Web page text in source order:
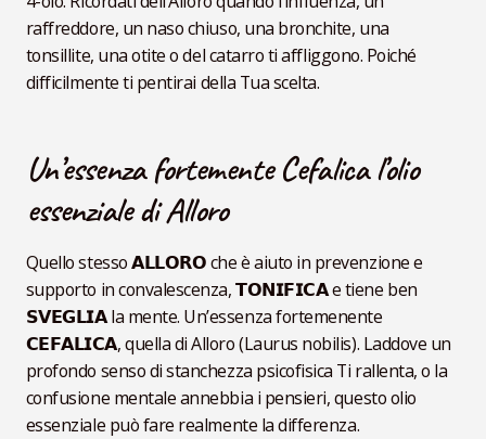
raffreddore, un naso chiuso, una bronchite, una
tonsillite, una otite o del catarro ti affliggono. Poiché
difficilmente ti pentirai della Tua scelta.
Un’essenza fortemente Cefalica l’olio
essenziale di Alloro
Quello stesso 𝗔𝗟𝗟𝗢𝗥𝗢 che è aiuto in prevenzione e
supporto in convalescenza, 𝗧𝗢𝗡𝗜𝗙𝗜𝗖𝗔 e tiene ben
𝗦𝗩𝗘𝗚𝗟𝗜𝗔 la mente. Un’essenza fortemenente
𝗖𝗘𝗙𝗔𝗟𝗜𝗖𝗔, quella di Alloro (Laurus nobilis). Laddove un
profondo senso di stanchezza psicofisica Ti rallenta, o la
confusione mentale annebbia i pensieri, questo olio
essenziale può fare realmente la differenza.